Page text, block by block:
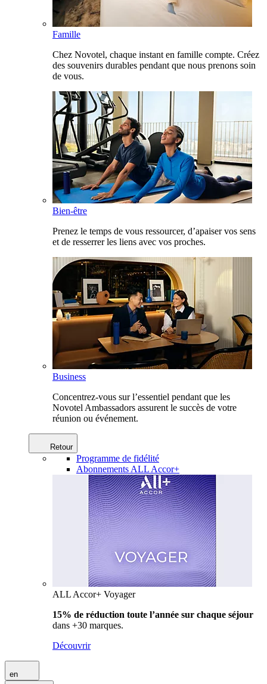
Famille
Chez Novotel, chaque instant en famille compte. Créez
des souvenirs durables pendant que nous prenons soin
de vous.
Bien-être
Prenez le temps de vous ressourcer, d’apaiser vos sens
et de resserrer les liens avec vos proches.
Business
Concentrez-vous sur l’essentiel pendant que les
Novotel Ambassadors assurent le succès de votre
réunion ou événement.
Retour
Programme de fidélité
Abonnements ALL Accor+
ALL Accor+ Voyager
15% de réduction toute l’année sur chaque séjour
dans +30 marques.
Découvrir
en